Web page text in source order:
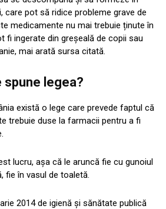
care pot să ridice probleme grave de
medicamente nu mai trebuie ținute în
fi ingerate din greșeală de copii sau
mai arată sursa citată.
spune legea?
există o lege care prevede faptul că
trebuie duse la farmacii pentru a fi
lucru, așa că le aruncă fie cu gunoiul
fie în vasul de toaletă.
2014 de igienă și sănătate publică